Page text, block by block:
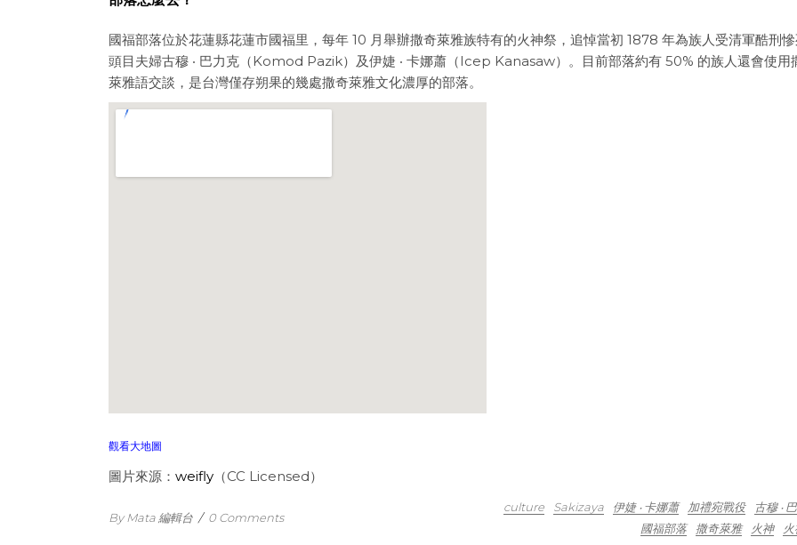
國福部落位於花蓮縣花蓮市國福里，每年 10 月舉辦撒奇萊雅族特有的火神祭，追悼當初 1878 年為族人受清軍酷刑
頭目夫婦古穆 ‧ 巴力克（Komod Pazik）及伊婕 ‧ 卡娜蕭（Icep Kanasaw）。目前部落約有 50% 的族人還會使用
萊雅語交談，是台灣僅存朔果的幾處撒奇萊雅文化濃厚的部落。
觀看大地圖
圖片來源： weifly （CC Licensed）
By Mata 編輯台 / 0 Comments
culture Sakizaya 伊婕 ‧ 卡娜蕭 加禮宛戰役
古穆 ‧
國福部落
撒奇萊雅 火神